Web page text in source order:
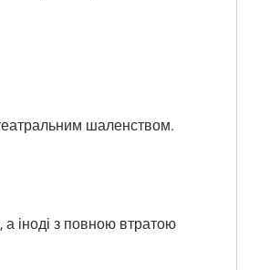
шаленством.
а іноді з повною втратою